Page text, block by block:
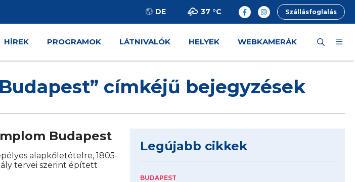
DE 37 °C Szállásfoglalás
HÍREK PROGRAMOK LÁTNIVALÓK HELYEK WEBKAMERÁK
címkéjű bejegyzések
Budapest
alapkőletételre, 1805-
tervei szerint épített
Legújabb cikkek
BUDAPEST